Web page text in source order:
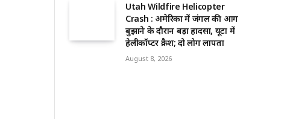
Utah Wildfire Helicopter
Crash : अमेरिका में जंगल की आग
बुझाने के दौरान बड़ा हादसा, यूटा में
हेलीकॉप्टर क्रैश; दो लोग लापता
August 8, 2026